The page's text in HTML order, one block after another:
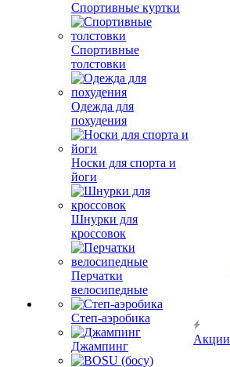
Спортивные куртки
Спортивные
толстовки
Одежда для
похудения
Носки для спорта и
йоги
Шнурки для
кроссовок
Перчатки
велосипедные
Степ-аэробика
Джампинг
Акции